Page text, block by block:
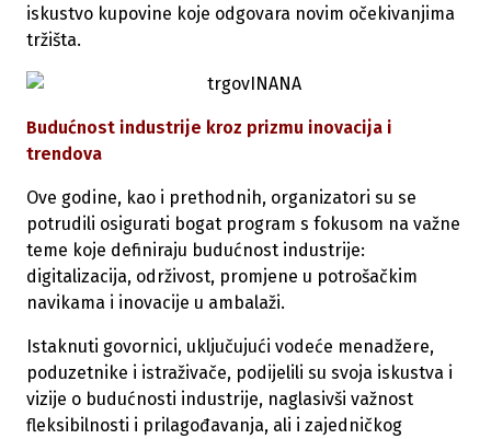
iskustvo kupovine koje odgovara novim očekivanjima
tržišta.
Budućnost industrije kroz prizmu inovacija i
trendova
Ove godine, kao i prethodnih, organizatori su se
potrudili osigurati bogat program s fokusom na važne
teme koje definiraju budućnost industrije:
digitalizacija, održivost, promjene u potrošačkim
navikama i inovacije u ambalaži.
Istaknuti govornici, uključujući vodeće menadžere,
poduzetnike i istraživače, podijelili su svoja iskustva i
vizije o budućnosti industrije, naglasivši važnost
fleksibilnosti i prilagođavanja, ali i zajedničkog